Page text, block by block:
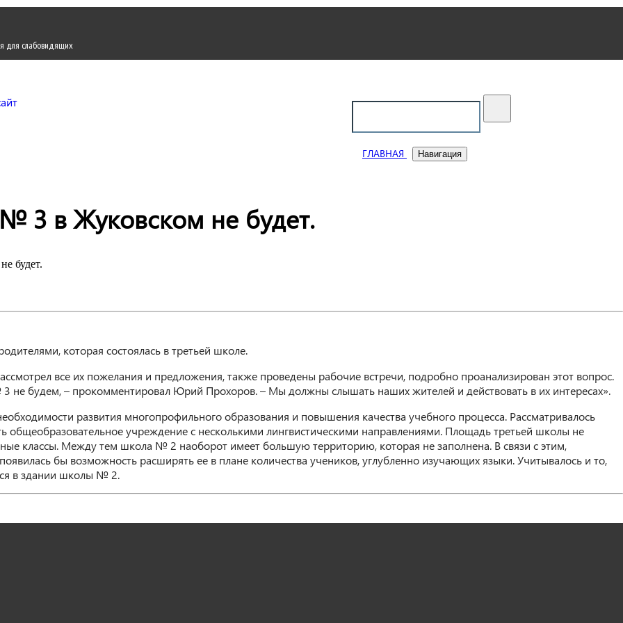
для слабовидящих
ГЛАВНАЯ Навигация
в Жуковском не будет.
будет.
которая состоялась в третьей школе.
все их пожелания и предложения, также проведены рабочие встречи, подробно проанализирован этот вопрос.
будем, – прокомментировал Юрий Прохоров. – Мы должны слышать наших жителей и действовать в их интересах».
развития многопрофильного образования и повышения качества учебного процесса. Рассматривалось
учреждение с несколькими лингвистическими направлениями. Площадь третьей школы не
классы. Между тем школа № 2 наоборот имеет большую территорию, которая не заполнена. В связи с этим,
бы возможность расширять ее в плане количества учеников, углубленно изучающих языки. Учитывалось и то,
в здании школы № 2.